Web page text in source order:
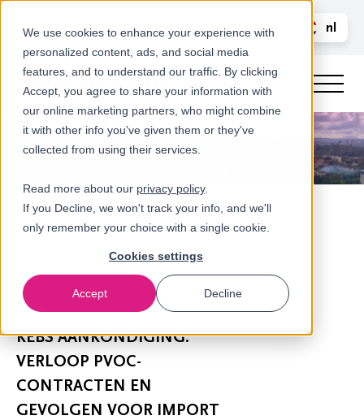
We use cookies to enhance your experience with
personalized content, ads, and social media
features, and to understand our traffic. By clicking
Accept, you agree to share your information with
our online marketing partners, who might combine
it with other info you’ve given them or they've
collected from using their services.
Read more about our privacy policy.
If you Decline, we won't track your info, and we'll
only remember your choice with a single cookie.
Cookies settings
Accept Decline
Bel ons LOGIN
nl
Nieuws
KEBS AANKONDIGING:
VERLOOP PVOC-
CONTRACTEN EN
GEVOLGEN VOOR IMPORT